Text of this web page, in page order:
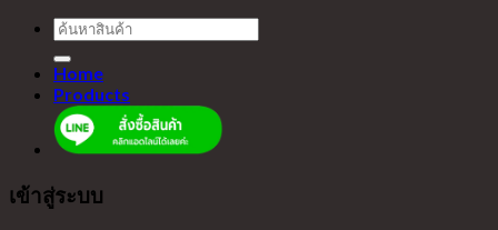
ค้นหา:
Home
Products
เข้าสู่ระบบ